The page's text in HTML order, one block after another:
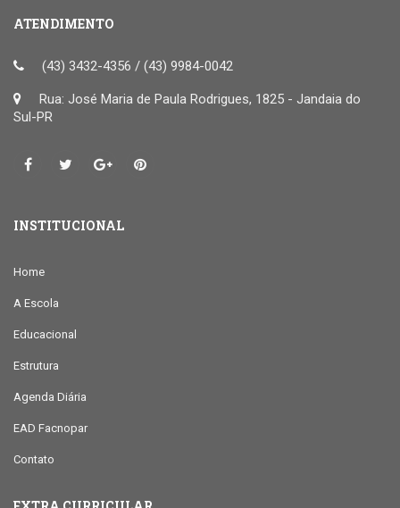
ATENDIMENTO
(43) 3432-4356 / (43) 9984-0042
Rua: José Maria de Paula Rodrigues, 1825 - Jandaia do
Sul-PR
INSTITUCIONAL
Home
A Escola
Educacional
Estrutura
Agenda Diária
EAD Facnopar
Contato